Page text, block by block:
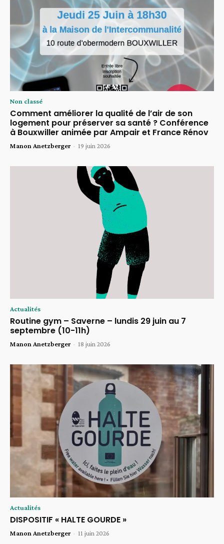
Non classé
Comment améliorer la qualité de l’air de son
logement pour préserver sa santé ? Conférence
à Bouxwiller animée par Ampair et France Rénov
Manon Anetzberger - 19 juin 2026
Actualités
Routine gym – Saverne – lundis 29 juin au 7
septembre (10-11h)
Manon Anetzberger - 18 juin 2026
Actualités
DISPOSITIF « HALTE GOURDE »
Manon Anetzberger - 11 juin 2026